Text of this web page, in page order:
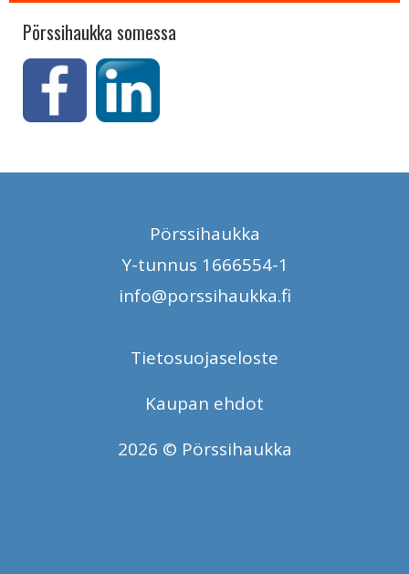
Pörssihaukka somessa
Pörssihaukka
Y-tunnus 1666554-1
info@porssihaukka.fi
Tietosuojaseloste
Kaupan ehdot
2026 © Pörssihaukka